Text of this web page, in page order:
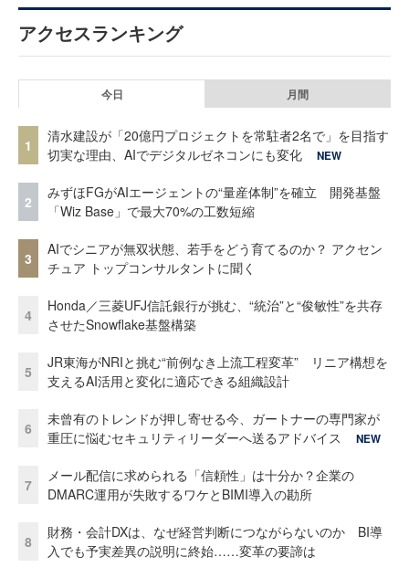
アクセスランキング
今日 月間
1
清水建設が「20億円プロジェクトを常駐者2名で」を目指す
切実な理由、AIでデジタルゼネコンにも変化
NEW
2
みずほFGがAIエージェントの“量産体制”を確立 開発基盤
「Wiz Base」で最大70%の工数短縮
3
AIでシニアが無双状態、若手をどう育てるのか？ アクセン
チュア トップコンサルタントに聞く
4
Honda／三菱UFJ信託銀行が挑む、“統治”と“俊敏性”を共存
させたSnowflake基盤構築
5
JR東海がNRIと挑む“前例なき上流工程変革” リニア構想を
支えるAI活用と変化に適応できる組織設計
6
未曾有のトレンドが押し寄せる今、ガートナーの専門家が
重圧に悩むセキュリティリーダーへ送るアドバイス
NEW
7
メール配信に求められる「信頼性」は十分か？企業の
DMARC運用が失敗するワケとBIMI導入の勘所
8
財務・会計DXは、なぜ経営判断につながらないのか BI導
入でも予実差異の説明に終始……変革の要諦は